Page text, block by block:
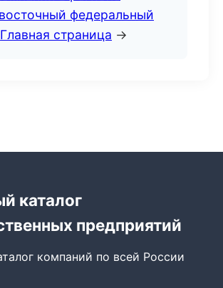
федеральный
Главная страница →
каталог
предприятий
компаний по всей России